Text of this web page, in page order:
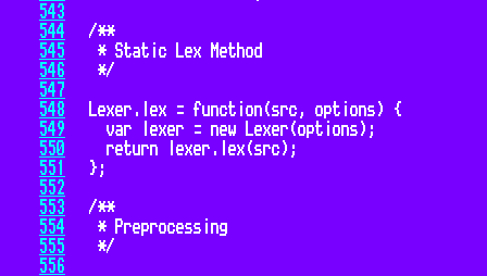
543
544
545
546
547
548
549
550
551
552
553
554
555
556